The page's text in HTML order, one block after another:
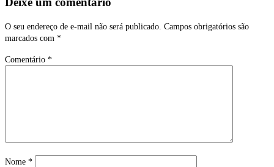
O seu endereço de e-mail não será publicado. Campos obrigatórios são
marcados com *
Comentário *
Nome *